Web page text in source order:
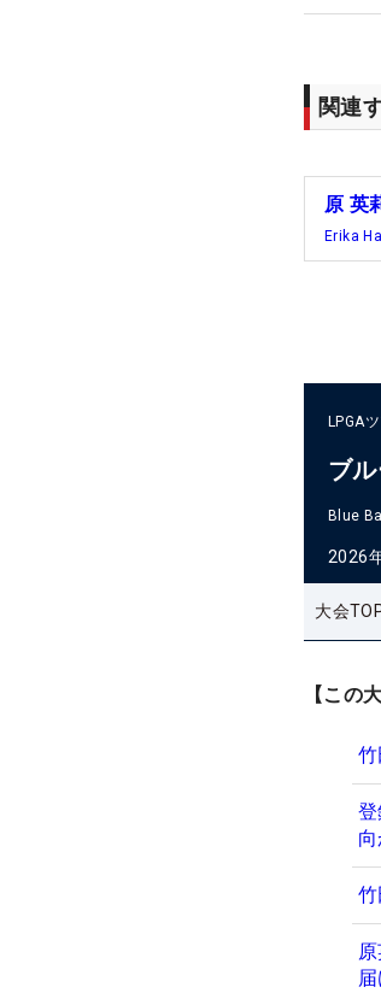
関連
原 英
Erika
LPGA
ブ
Blue
2026
大会
【この